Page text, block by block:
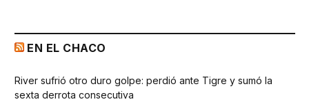
EN EL CHACO
River sufrió otro duro golpe: perdió ante Tigre y sumó la
sexta derrota consecutiva